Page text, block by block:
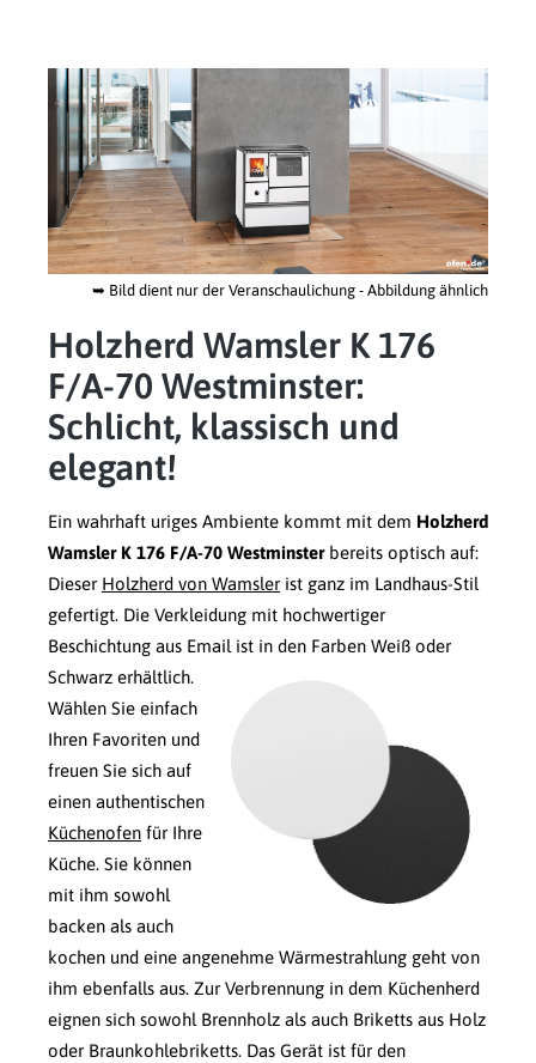
➥ Bild dient nur der Veranschaulichung - Abbildung ähnlich
Holzherd Wamsler K 176
F/A-70 Westminster:
Schlicht, klassisch und
elegant!
Ein wahrhaft uriges Ambiente kommt mit dem Holzherd
Wamsler K 176 F/A-70 Westminsterbereits optisch auf:
Dieser Holzherd von Wamsler ist ganz im Landhaus-Stil
gefertigt. Die Verkleidung mit hochwertiger
Beschichtung aus Email ist in den Farben Weiß oder
Schwarz erhältlich.
Wählen Sie einfach
Ihren Favoriten und
freuen Sie sich auf
einen authentischen
Küchenofen für Ihre
Küche. Sie können
mit ihm sowohl
backen als auch
kochen und eine angenehme Wärmestrahlung geht von
ihm ebenfalls aus. Zur Verbrennung in dem Küchenherd
eignen sich sowohl Brennholz als auch Briketts aus Holz
oder Braunkohlebriketts. Das Gerät ist für den